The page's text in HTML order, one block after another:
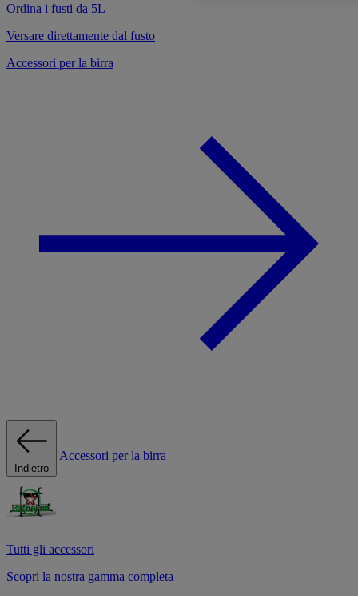
Ordina i fusti da 5L
Versare direttamente dal fusto
Accessori per la birra
Indietro
Accessori per la birra
Tutti gli accessori
Scopri la nostra gamma completa